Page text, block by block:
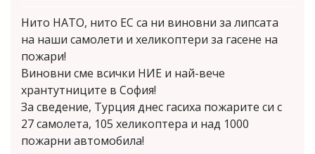
Нито НАТО, нито ЕС са ни виновни за липсата
на наши самолети и хеликоптери за гасене на
пожари!
Виновни сме всички НИЕ и най-вече
хрантутниците в София!
За сведение, Турция днес гасиха пожарите си с
27 самолета, 105 хеликоптера и над 1000
пожарни автомобила!